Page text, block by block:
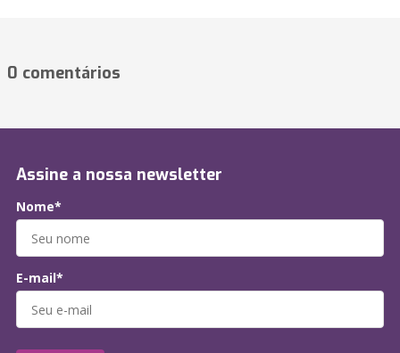
0 comentários
Assine a nossa newsletter
Nome*
E-mail*